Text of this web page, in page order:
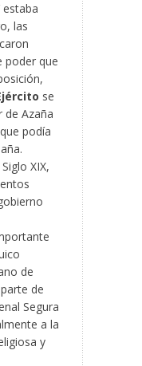
las
poder que
se
Azaña
podía
XIX,
de
de
Segura
a la
y